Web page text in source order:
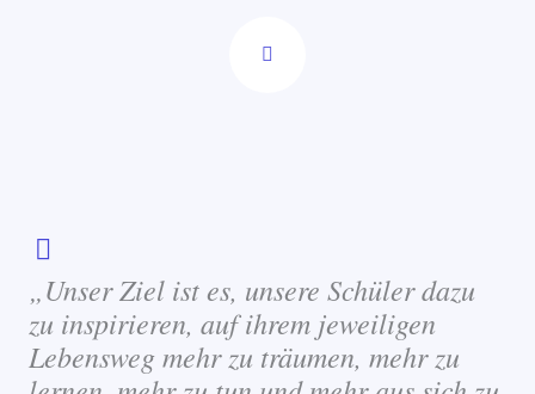
„Unser Ziel ist es, unsere Schüler dazu
zu inspirieren, auf ihrem jeweiligen
Lebensweg mehr zu träumen, mehr zu